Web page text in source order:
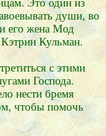
Это один из
души, во
и его жена Мод
Кульман.
с этими
Господа.
нести бремя
чтобы помочь